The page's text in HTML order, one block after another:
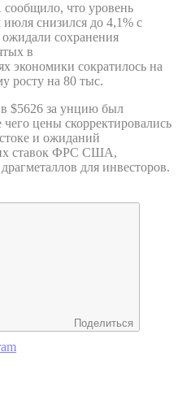
что уровень
снизился до 4,1% с
сохранения
в
экономики сократилось на
росту на 80 тыс.
$5626 за унцию был
цены скорректировались
и ожиданий
ставок ФРС США,
для инвесторов.
Поделиться